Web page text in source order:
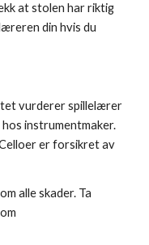
at stolen har riktig
din hvis du
vurderer spillelærer
instrumentmaker.
er forsikret av
alle skader. Ta